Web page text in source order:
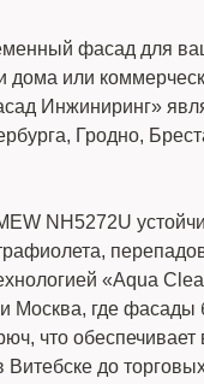
фасад для
или
Инжиниринг»
Гродно,
NH5272U
«Aqua
Москва, где
что
до